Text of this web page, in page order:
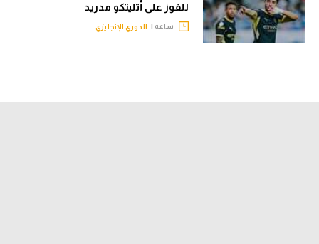
للفوز على أتليتكو مدريد
ساعة | الدوري الإنجليزي